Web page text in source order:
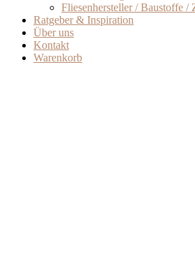
Fliesenhersteller / Baustoffe /
Ratgeber & Inspiration
Über uns
Kontakt
Warenkorb